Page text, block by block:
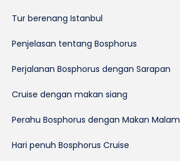
Tur berenang Istanbul
Penjelasan tentang Bosphorus
Perjalanan Bosphorus dengan Sarapan
Cruise dengan makan siang
Perahu Bosphorus dengan Makan Malam
Hari penuh Bosphorus Cruise